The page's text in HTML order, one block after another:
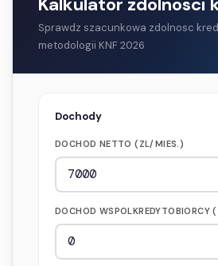
Sprawdz szacunkowa zdolnosc
metodologii KNF 2026
Dochody
DOCHOD NETTO (ZL/MIES.)
DOCHOD WSPOLKREDYTOBIORCY